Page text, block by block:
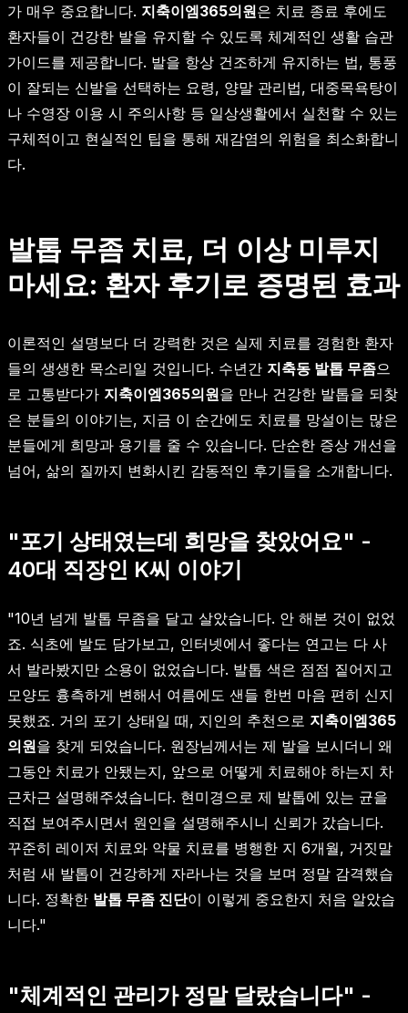
가 매우 중요합니다. 지축이엠365의원은 치료 종료 후에도
환자들이 건강한 발을 유지할 수 있도록 체계적인 생활 습관
가이드를 제공합니다. 발을 항상 건조하게 유지하는 법, 통풍
이 잘되는 신발을 선택하는 요령, 양말 관리법, 대중목욕탕이
나 수영장 이용 시 주의사항 등 일상생활에서 실천할 수 있는
구체적이고 현실적인 팁을 통해 재감염의 위험을 최소화합니
다.
발톱 무좀 치료, 더 이상 미루지
마세요: 환자 후기로 증명된 효과
이론적인 설명보다 더 강력한 것은 실제 치료를 경험한 환자
들의 생생한 목소리일 것입니다. 수년간 지축동 발톱 무좀으
로 고통받다가 지축이엠365의원을 만나 건강한 발톱을 되찾
은 분들의 이야기는, 지금 이 순간에도 치료를 망설이는 많은
분들에게 희망과 용기를 줄 수 있습니다. 단순한 증상 개선을
넘어, 삶의 질까지 변화시킨 감동적인 후기들을 소개합니다.
"포기 상태였는데 희망을 찾았어요" -
40대 직장인 K씨 이야기
"10년 넘게 발톱 무좀을 달고 살았습니다. 안 해본 것이 없었
죠. 식초에 발도 담가보고, 인터넷에서 좋다는 연고는 다 사
서 발라봤지만 소용이 없었습니다. 발톱 색은 점점 짙어지고
모양도 흉측하게 변해서 여름에도 샌들 한번 마음 편히 신지
못했죠. 거의 포기 상태일 때, 지인의 추천으로 지축이엠365
의원을 찾게 되었습니다. 원장님께서는 제 발을 보시더니 왜
그동안 치료가 안됐는지, 앞으로 어떻게 치료해야 하는지 차
근차근 설명해주셨습니다. 현미경으로 제 발톱에 있는 균을
직접 보여주시면서 원인을 설명해주시니 신뢰가 갔습니다.
꾸준히 레이저 치료와 약물 치료를 병행한 지 6개월, 거짓말
처럼 새 발톱이 건강하게 자라나는 것을 보며 정말 감격했습
니다. 정확한 발톱 무좀 진단이 이렇게 중요한지 처음 알았습
니다."
"체계적인 관리가 정말 달랐습니다" -